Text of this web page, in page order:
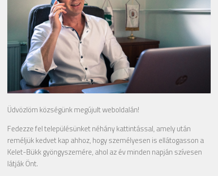
Üdvözlöm községünk megújult weboldalán!
Fedezze fel településünket néhány kattintással, amely után
reméljük kedvet kap ahhoz, hogy személyesen is ellátogasson a
Kelet-Bükk gyöngyszemére, ahol az év minden napján szívesen
látják Önt.